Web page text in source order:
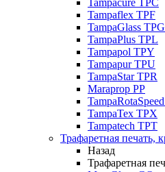
Tampacure TPC
Tampaflex TPF
TampaGlass
TampaPlus TPL
Tampapol TPY
Tampapur TPU
TampaStar TPR
Maraprop PP
TampaTex TPX
Tampatech TPT
Трафаретная печать,
Назад
Трафаретная